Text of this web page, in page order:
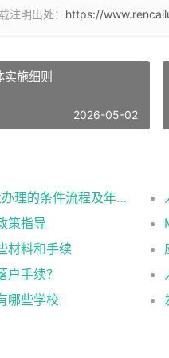
注明出处： https://
施细则
2026-05-02
2026应届生北京落户政策办理的条件流程及年龄限制
策指导
材料和手续
手续？
哪些学校